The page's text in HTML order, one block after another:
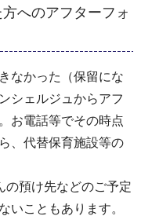
へのアフターフォ
なかった（保留にな
シェルジュからアフ
お電話等でその時点
、代替保育施設等の
の預け先などのご予定
いこともあります。